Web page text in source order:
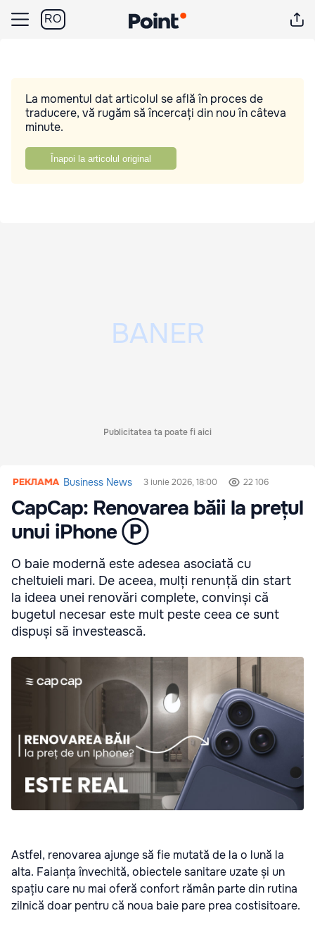
RO
La momentul dat articolul se află în proces de
traducere, vă rugăm să încercați din nou în câteva
minute.
Înapoi la articolul original
Publicitatea ta poate fi aici
Business News 3 iunie 2026, 18:00 22 106
CapCap: Renovarea băii la prețul
unui iPhone Ⓟ
O baie modernă este adesea asociată cu
cheltuieli mari. De aceea, mulți renunță din start
la ideea unei renovări complete, convinși că
bugetul necesar este mult peste ceea ce sunt
dispuși să investească.
Astfel, renovarea ajunge să fie mutată de la o lună la
alta. Faianța învechită, obiectele sanitare uzate și un
spațiu care nu mai oferă confort rămân parte din rutina
zilnică doar pentru că noua baie pare prea costisitoare.